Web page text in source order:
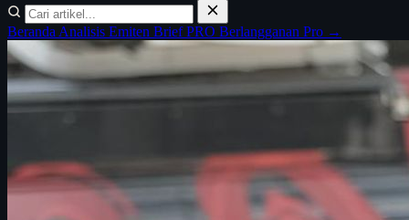
Beranda Analisis Emiten BriefPRO Berlangganan Pro →